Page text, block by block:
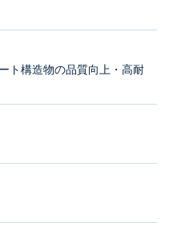
ト構造物の品質向上・高耐